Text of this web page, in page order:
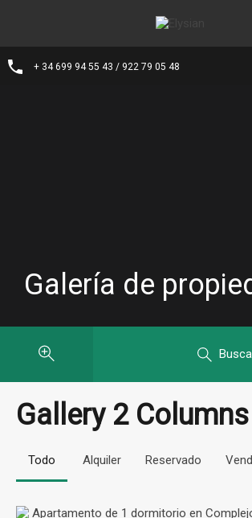
+ 34 699 94 55 43 / 922 79 05 48
Galería de
Gallery 2 Columns
Todo Alquiler Reservado